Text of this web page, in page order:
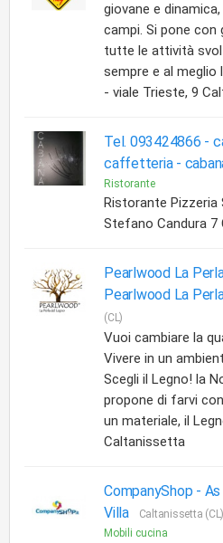
giovane e
campi. Si pone con
tutte le attività
sempre e al meglio
- viale Trieste, 9
Tel. 093424866 -
caffetteria -
Ristorante
Ristorante Pizzeria
Stefano Candura
Pearlwood La
Pearlwood La
(CL)
Vuoi cambiare la
Vivere in un
Scegli il Legno! la
propone di farvi
un materiale, il
Caltanissetta
CompanyShop -
Villa
Caltanissetta (CL)
Mobili cucina